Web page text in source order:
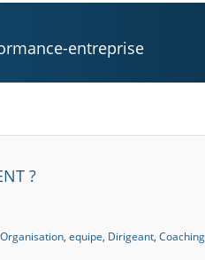
entreprise
?
Organisation, equipe, Dirigeant, Coaching